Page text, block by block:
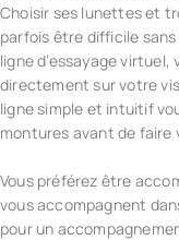
Choisir ses lunettes et
parfois être difficile
ligne d’essayage
directement sur votre
ligne simple et intuitif
montures avant de faire
Vous préférez être
vous accompagnent
pour un